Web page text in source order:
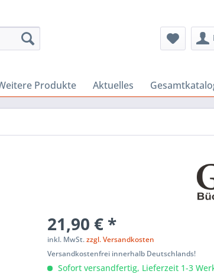
Produkte Aktuelles
21,90 € *
inkl. MwSt.zzgl. Versandkosten
Versandkostenfrei innerhalb Deutschlands!
Sofort versandfertig, Lieferzeit 1-3